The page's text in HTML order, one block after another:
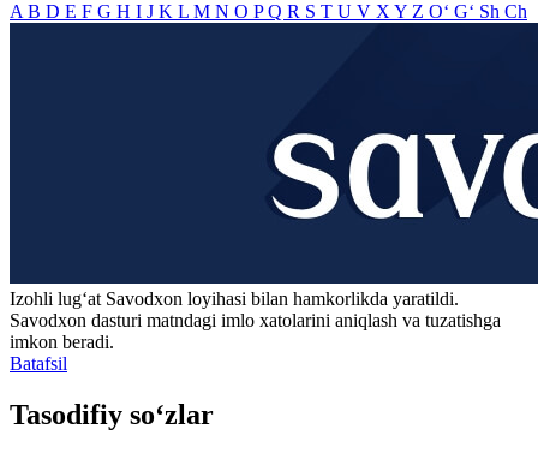
A B D E F G H I J K L M N O PQ R S T U V X Y Z O‘ G‘ Sh Ch
Izohli lugʻat Savodxon loyihasi bilan hamkorlikda yaratildi.
Savodxon dasturi matndagi imlo xatolarini aniqlash va tuzatishga
imkon beradi.
Batafsil
Tasodifiy so‘zlar